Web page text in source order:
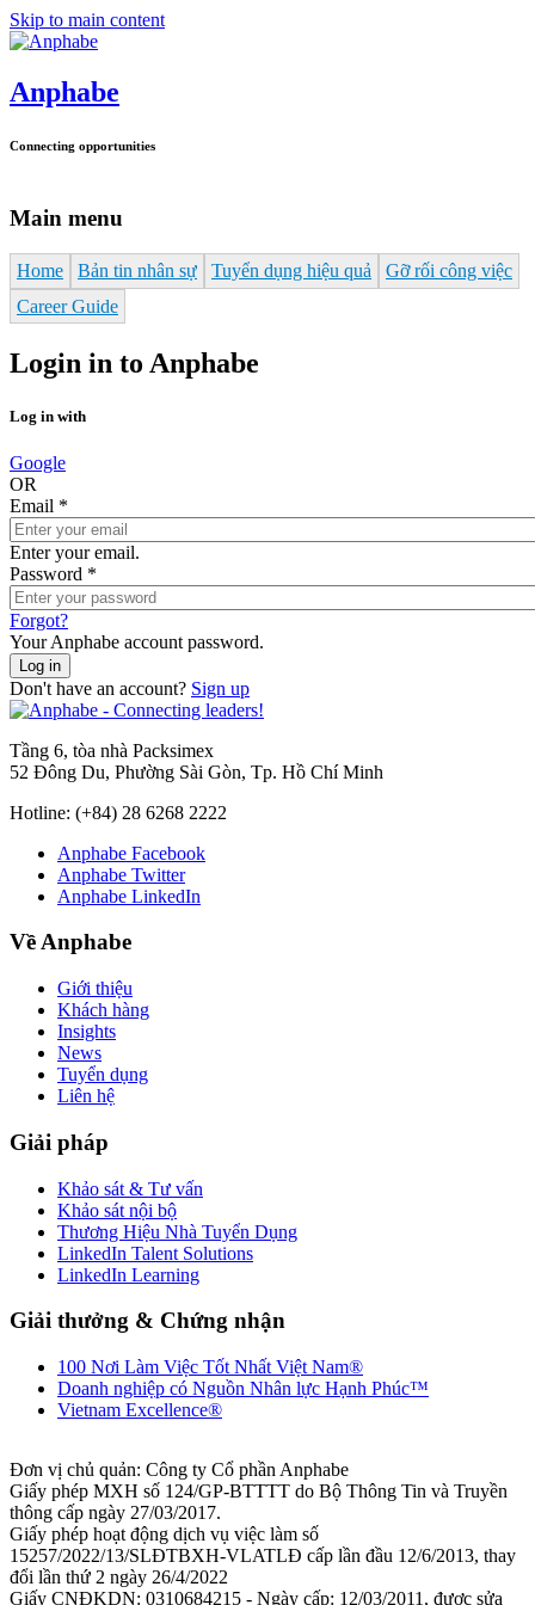
Skip to main content
Anphabe
Connecting opportunities
Main menu
Home Bản tin nhân sự Tuyển dụng hiệu quả
Gỡ rối công việc
Career Guide
Login in to Anphabe
Log in with
Google
OR
Email *
Enter your email.
Password *
Forgot?
Your Anphabe account password.
Don't have an account? Sign up
Tầng 6, tòa nhà Packsimex
52 Đông Du, Phường Sài Gòn, Tp. Hồ Chí Minh
Hotline: (+84) 28 6268 2222
Anphabe Facebook
Anphabe Twitter
Anphabe LinkedIn
Về Anphabe
Giới thiệu
Khách hàng
Insights
News
Tuyển dụng
Liên hệ
Giải pháp
Khảo sát & Tư vấn
Khảo sát nội bộ
Thương Hiệu Nhà Tuyển Dụng
LinkedIn Talent Solutions
LinkedIn Learning
Giải thưởng & Chứng nhận
100 Nơi Làm Việc Tốt Nhất Việt Nam®
Doanh nghiệp có Nguồn Nhân lực Hạnh Phúc™
Vietnam Excellence®
Đơn vị chủ quản: Công ty Cổ phần Anphabe
Giấy phép MXH số 124/GP-BTTTT do Bộ Thông Tin và Truyền
thông cấp ngày 27/03/2017.
Giấy phép hoạt động dịch vụ việc làm số
15257/2022/13/SLĐTBXH-VLATLĐ cấp lần đầu 12/6/2013, thay
đổi lần thứ 2 ngày 26/4/2022
Giấy CNĐKDN: 0310684215 - Ngày cấp: 12/03/2011, được sửa